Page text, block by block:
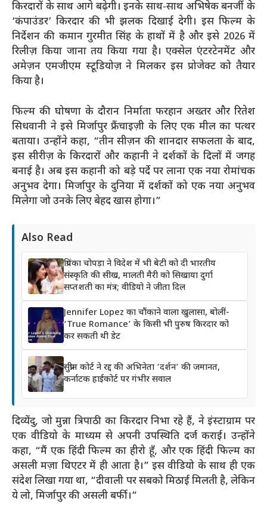
किरदारों के साथ आगे बढ़ेगी। इनके साथ-साथ अभिषेक बनर्जी के
‘कंपाउंडर’ किरदार की भी झलक दिखाई देगी। इस फिल्म के
निर्देशन की कमान गुरमीत सिंह के हाथों में है और इसे 2026 में
रिलीज़ किया जाना तय किया गया है। एक्सेल एंटरटेनमेंट और
अमेज़न एमजीएम स्टूडियोज़ ने मिलकर इस प्रोजेक्ट को तैयार
किया है।
फिल्म की घोषणा के दौरान निर्माता फरहान अख्तर और रितेश
सिधवानी ने इसे मिर्जापुर फ्रैंचाइज़ी के लिए एक मील का पत्थर
बताया। उन्होंने कहा, “तीन सीज़न की शानदार सफलता के बाद,
इस सीरीज़ के किरदारों और कहानी ने दर्शकों के दिलों में जगह
बनाई है। अब इस कहानी को बड़े पर्दे पर लाना एक नया रोमांचक
अनुभव देगा। मिर्जापुर के दुनिया में दर्शकों को एक नया अनुभव
मिलेगा जो उनके लिए बेहद खास होगा।”
Also Read
प्रियंका चोपड़ा ने विदेश में भी बेटी को दी भारतीय
संस्कृति की सीख, मालती मैरी को सिखाया दुर्गा
सप्तशती का मंत्र; वीडियो ने जीता दिल
Jennifer Lopez का चौंकाने वाला खुलासा, बोलीं-
‘True Romance’ के किसी भी पुरुष किरदार को
कर सकती थी डेट
सुप्रीम कोर्ट ने रद्द की अभिनेता ‘दर्शन’ की जमानत,
कर्नाटक हाईकोर्ट पर गंभीर सवाल
दिव्येंदु, जो मुन्ना त्रिपाठी का किरदार निभा रहे हैं, ने इंस्टाग्राम पर
एक वीडियो के माध्यम से अपनी उपस्थिति दर्ज कराई। उन्होंने
कहा, “मैं एक हिंदी फिल्म का हीरो हूँ, और एक हिंदी फिल्म का
असली मज़ा थिएटर में ही आता है।” इस वीडियो के साथ ही एक
संदेश लिखा गया था, “दीवाली पर सबको मिठाई मिलती है, लेकिन
ये लो, मिर्जापुर की असली बर्फी।”